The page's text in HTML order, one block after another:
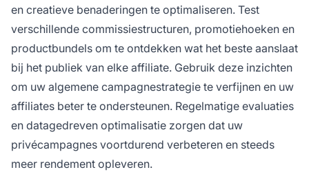
en creatieve benaderingen te optimaliseren. Test
verschillende commissiestructuren, promotiehoeken en
productbundels om te ontdekken wat het beste aanslaat
bij het publiek van elke affiliate. Gebruik deze inzichten
om uw algemene campagnestrategie te verfijnen en uw
affiliates beter te ondersteunen. Regelmatige evaluaties
en datagedreven optimalisatie zorgen dat uw
privécampagnes voortdurend verbeteren en steeds
meer rendement opleveren.